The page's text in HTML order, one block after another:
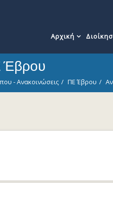
Αρχική
Έβρου
- Ανακοινώσεις ΠΕ Έβρου